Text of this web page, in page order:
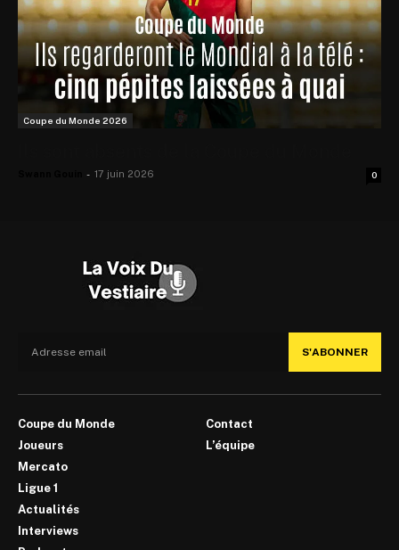
Coupe du Monde 2026
- 17 juin 2026 0
S'ABONNER
Coupe du Monde
Joueurs
Mercato
Ligue 1
Actualités
Interviews
Contact
L’équipe